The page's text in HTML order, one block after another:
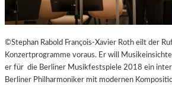
©Stephan Rabold François-Xavier Roth eilt der
Konzertprogramme voraus. Er will
er für die Berliner Musikfestspiele 2018 ein
Berliner Philharmoniker mit modernen